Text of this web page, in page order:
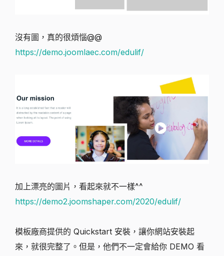
沒有圖，真的很煩惱@@
https://demo.joomlaec.com/edulif/
加上漂亮的圖片，看起來就不一樣^^
https://demo2.joomshaper.com/2020/edulif/
模板廠商提供的 Quickstart 安裝，讓你網站安裝起
來，就很完整了。但是，他們不一定會給你 DEMO 看